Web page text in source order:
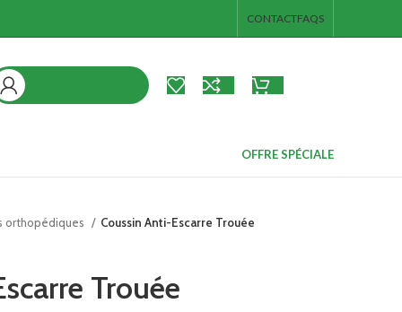
CONTACTFAQS
pieds
OFFRE SPÉCIALE
et de
orthopédiques Coussin Anti-Escarre Trouée
Trouée